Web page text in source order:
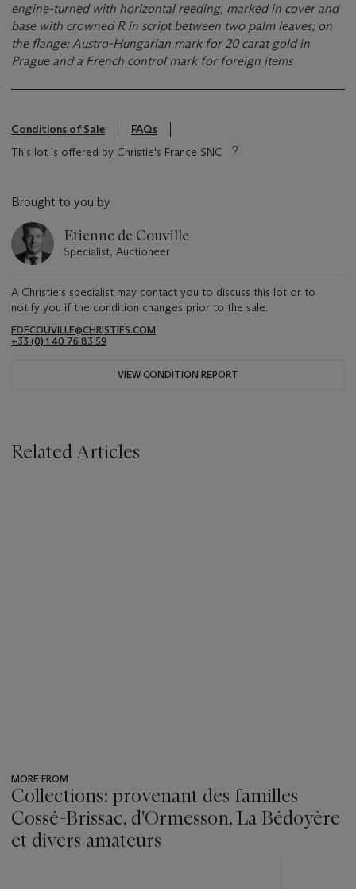
engine-turned with horizontal reeding, marked in cover and
base with crowned R in script between two palm leaves; on
the flange: Austro-Hungarian mark for 20 carat gold in
Prague and a French control mark for foreign items
Conditions of Sale
FAQs
This lot is offered by Christie's France SNC
Brought to you by
Etienne de Couville
Specialist, Auctioneer
A Christie's specialist may contact you to discuss this lot or to
notify you if the condition changes prior to the sale.
EDECOUVILLE@CHRISTIES.COM
+33 (0) 1 40 76 83 59
VIEW CONDITION REPORT
Related Articles
MORE FROM
Collections: provenant des familles
Cossé-Brissac, d'Ormesson, La Bédoyère
et divers amateurs